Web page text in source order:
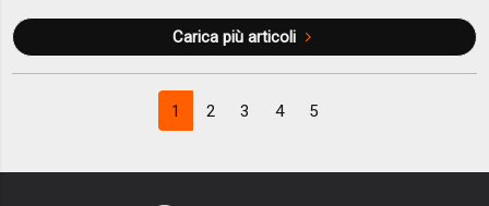
Carica più articoli
1 2 3 4 5